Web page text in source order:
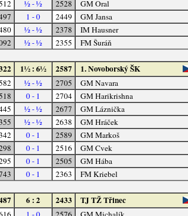
½ - ½ 2528
GM Oral
1 - 0 2449
GM Jansa
½ - ½ 2378
IM Hausner
½ - ½ 2355 FM Šuráň
1½ : 6½ 2587 1. Novoborský ŠK
½ - ½ 2705
GM Navara
0 - 1 2704
GM Harikrishna
½ - ½ 2677
GM Láznička
½ - ½ 2638
GM Hráček
0 - 1 2589
GM Markoš
0 - 1 2516
GM Cvek
0 - 1 2505
GM Hába
0 - 1 2363 FM Kriebel
6 : 2 2433 TJ TŽ Třinec